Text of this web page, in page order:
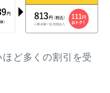
ど多くの割引を受